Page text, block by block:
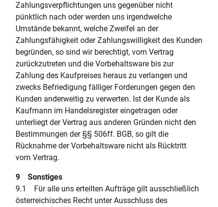
Zahlungsverpflichtungen uns gegenüber nicht
pünktlich nach oder werden uns irgendwelche
Umstände bekannt, welche Zweifel an der
Zahlungsfähigkeit oder Zahlungswilligkeit des Kunden
begründen, so sind wir berechtigt, vom Vertrag
zurückzutreten und die Vorbehaltsware bis zur
Zahlung des Kaufpreises heraus zu verlangen und
zwecks Befriedigung fälliger Forderungen gegen den
Kunden anderweitig zu verwerten. Ist der Kunde als
Kaufmann im Handelsregister eingetragen oder
unterliegt der Vertrag aus anderen Gründen nicht den
Bestimmungen der §§ 506ff. BGB, so gilt die
Rücknahme der Vorbehaltsware nicht als Rücktritt
vom Vertrag.
9 Sonstiges
9.1 Für alle uns erteilten Aufträge gilt ausschließlich
österreichisches Recht unter Ausschluss des